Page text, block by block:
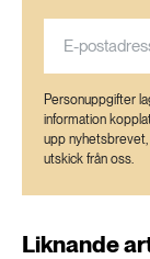
Personuppgifter
information
upp
utskick från oss.
Liknande